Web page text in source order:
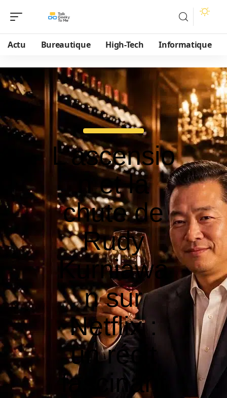
Actu Bureautique High-Tech Informatique
L’ascensio
n et la
chute de
Rudy
Kurniawa
n sur
Netflix :
un récit
fascinant